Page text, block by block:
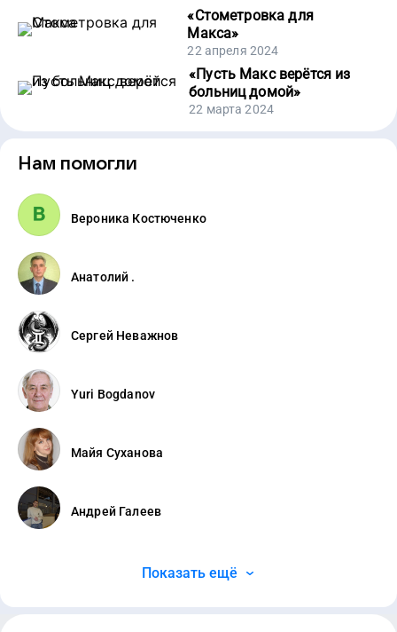
«Стометровка для
Макса»
22 апреля 2024
«Пусть Макс верётся из
больниц домой»
22 марта 2024
Нам помогли
Вероника Костюченко
Анатолий .
Сергей Неважнов
Yuri Bogdanov
Майя Суханова
Андрей Галеев
Показать ещё